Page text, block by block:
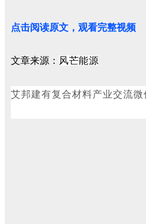
点击阅读原文，观看完整视频
文章来源： 风芒能源
艾邦建有复合材料产业交流微